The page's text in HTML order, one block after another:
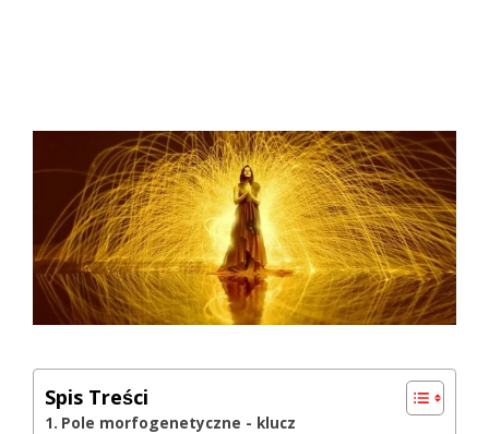
Spis Treści
Pole morfogenetyczne - klucz